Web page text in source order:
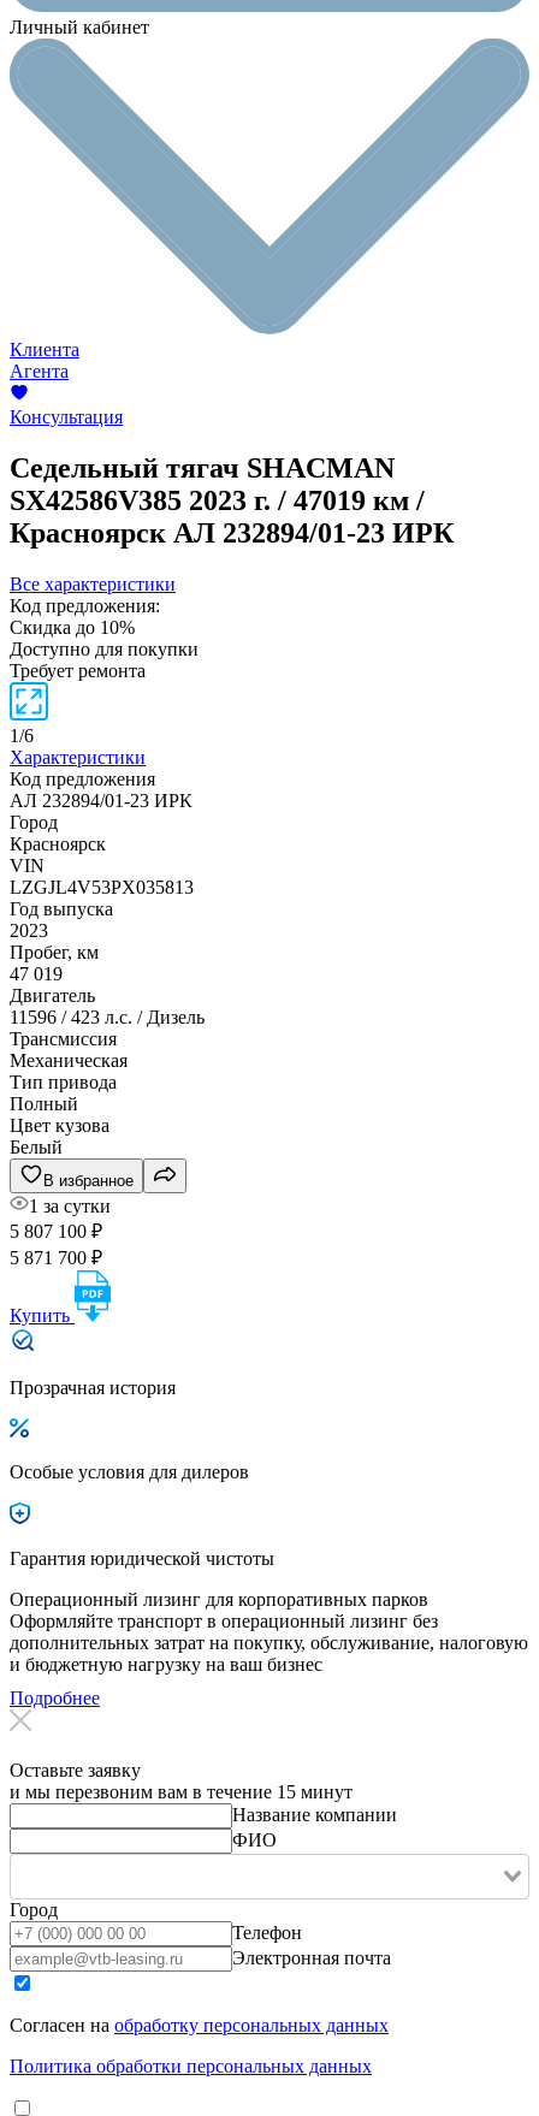
Личный кабинет
Клиента
Агента
Консультация
Седельный тягач SHACMAN
SX42586V385 2023 г. / 47019 км /
Красноярск АЛ 232894/01-23 ИРК
Все характеристики
Код предложения:
Скидка до 10%
Доступно для покупки
Требует ремонта
1/6
Характеристики
Код предложения
АЛ 232894/01-23 ИРК
Город
Красноярск
VIN
LZGJL4V53PX035813
Год выпуска
2023
Пробег, км
47 019
Двигатель
11596 / 423 л.с. / Дизель
Трансмиссия
Механическая
Тип привода
Полный
Цвет кузова
Белый
В избранное
1 за сутки
5 807 100 ₽
5 871 700 ₽
Купить
Прозрачная история
Особые условия для дилеров
Гарантия юридической чистоты
Операционный лизинг для корпоративных парков
Оформляйте транспорт в операционный лизинг без
дополнительных затрат на покупку, обслуживание, налоговую
и бюджетную нагрузку на ваш бизнес
Подробнее
Оставьте заявку
и мы перезвоним вам в течение 15 минут
Название компании
ФИО
Город
Телефон
Электронная почта
Согласен на обработку персональных данных
Политика обработки персональных данных